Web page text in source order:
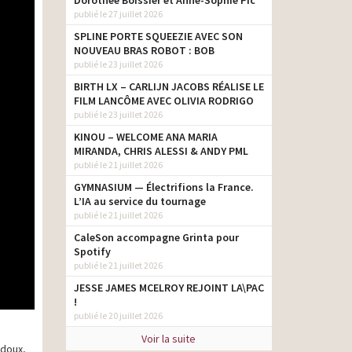
publié le 27 juillet 2026
SPLINE PORTE SQUEEZIE AVEC SON
NOUVEAU BRAS ROBOT : BOB
publié le 23 juillet 2026
BIRTH LX – CARLIJN JACOBS RÉALISE LE
FILM LANCÔME AVEC OLIVIA RODRIGO
publié le 23 juillet 2026
KINOU – WELCOME ANA MARIA
MIRANDA, CHRIS ALESSI & ANDY PML
publié le 21 juillet 2026
GYMNASIUM — Électrifions la France.
L’IA au service du tournage
publié le 21 juillet 2026
CaleSon accompagne Grinta pour
Spotify
publié le 21 juillet 2026
JESSE JAMES MCELROY REJOINT LA\PAC
!
publié le 20 juillet 2026
Voir la suite